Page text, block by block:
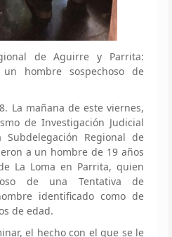
de Aguirre y Parrita:
hombre sospechoso de
La mañana de este viernes,
de Investigación Judicial
Subdelegación Regional de
a un hombre de 19 años
La Loma en Parrita, quien
de una Tentativa de
identificado como de
de edad.
el hecho con el que se le